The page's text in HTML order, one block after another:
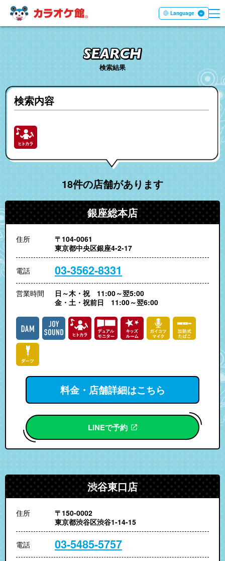
本文へ移動する Language
検索結果
検索内容
18件の店舗があります
銀座総本店
住所
〒104-0061
東京都中央区銀座4-2-17
電話 03-3562-8331
営業時間
日～木・祝 11:00～翌5:00
金・土・祝前日 11:00～翌6:00
料金・店舗詳細はこちら
LINEで予約
渋谷東口店
住所
〒150-0002
東京都渋谷区渋谷1-14-15
電話 03-5485-5757